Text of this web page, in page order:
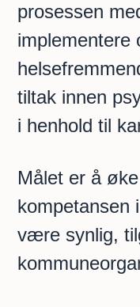
prosessen
implementere
tiltak innen
i henhold til
Målet er å
kompetansen
være synlig,